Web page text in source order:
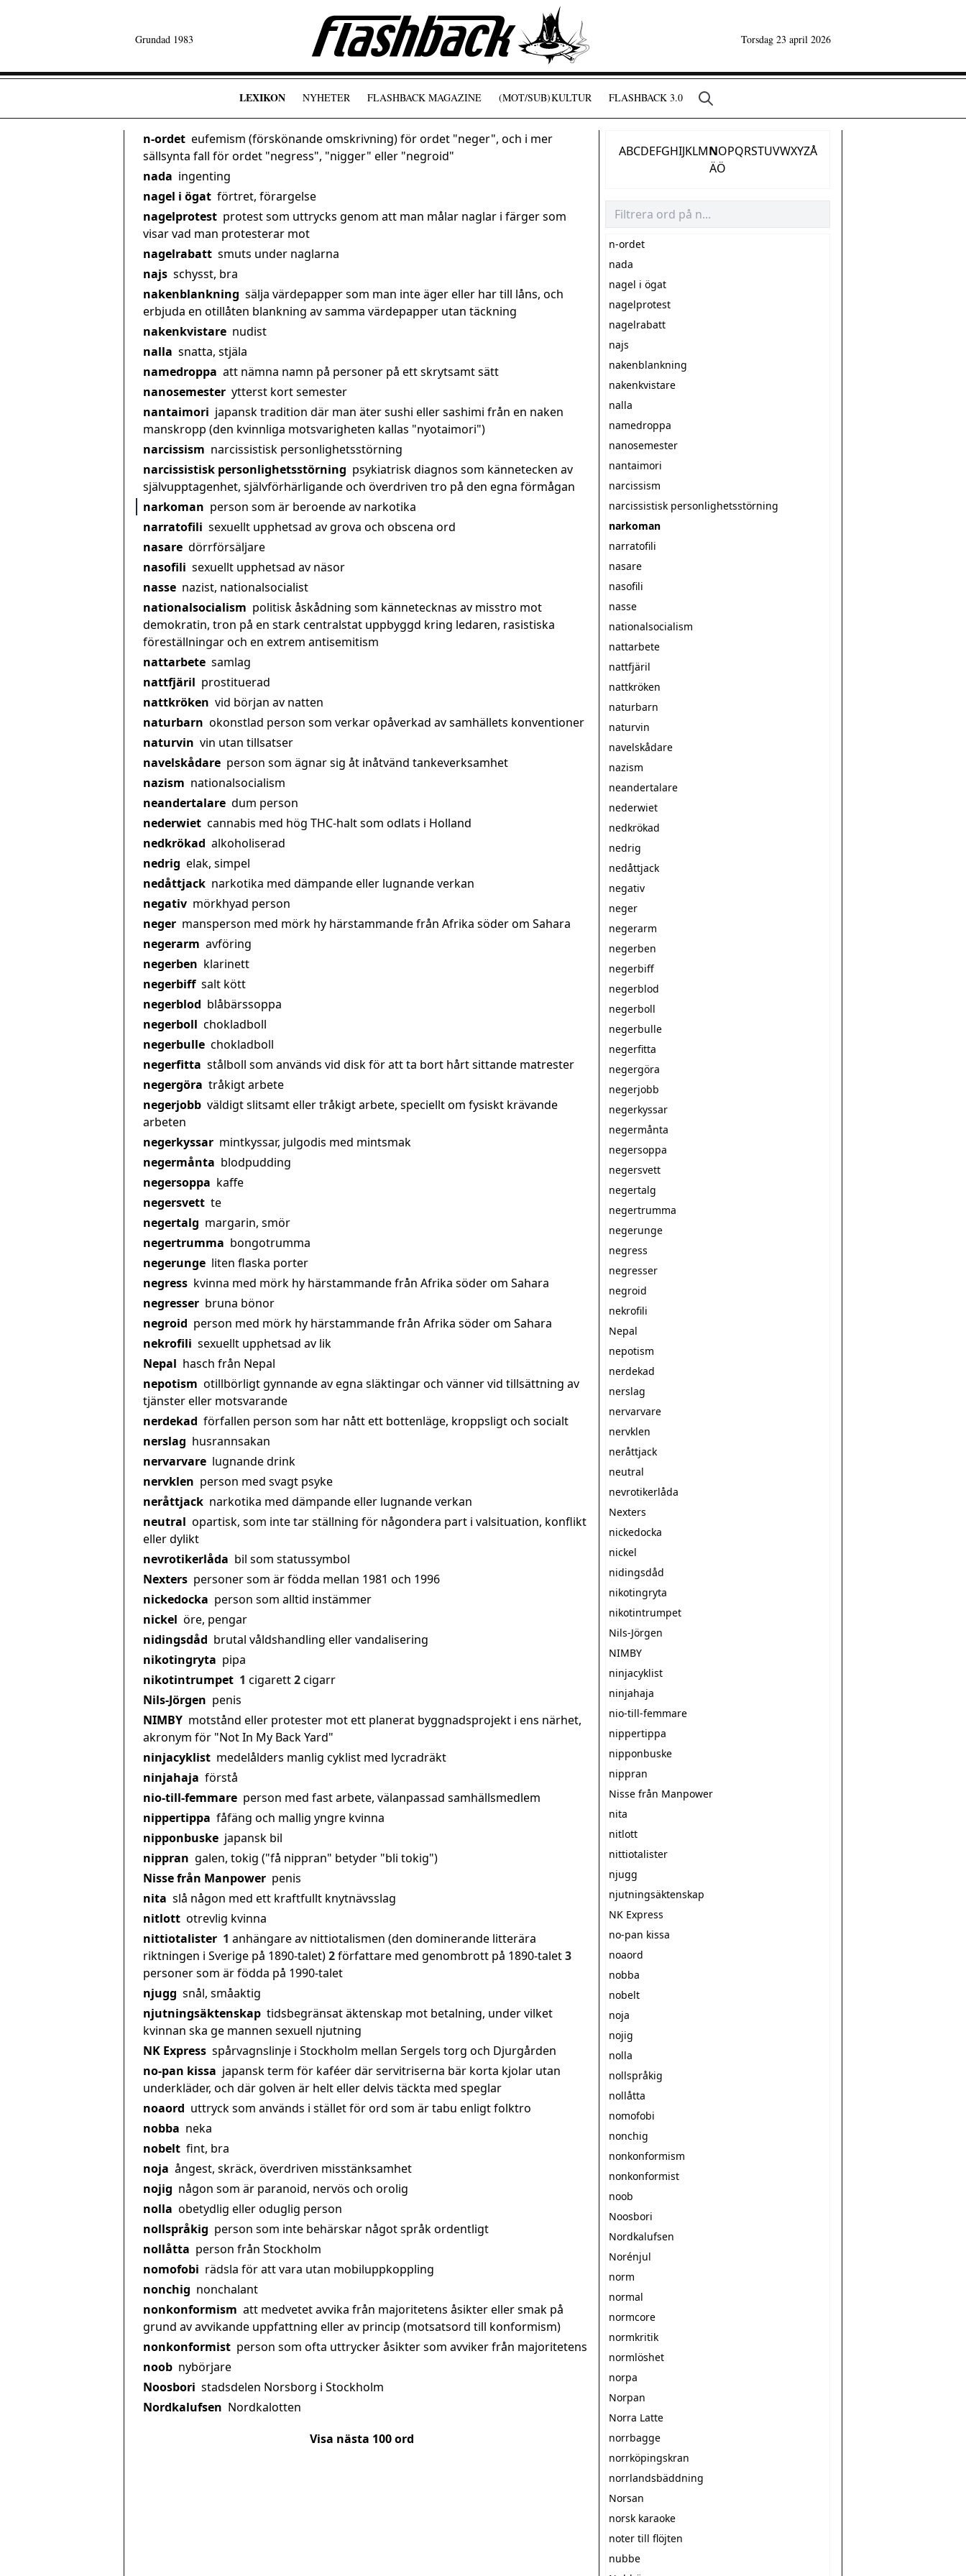
Grundad 1983 Torsdag 23 april 2026
LEXIKON NYHETER FLASHBACK MAGAZINE (MOT/SUB)KULTUR FLASHBACK 3.0
n-ordet eufemism (förskönande omskrivning) för ordet "neger", och i mer
sällsynta fall för ordet "negress", "nigger" eller "negroid"
nada ingenting
nagel i ögat förtret, förargelse
nagelprotest protest som uttrycks genom att man målar naglar i färger som
visar vad man protesterar mot
nagelrabatt smuts under naglarna
najs schysst, bra
nakenblankning sälja värdepapper som man inte äger eller har till låns, och
erbjuda en otillåten blankning av samma värdepapper utan täckning
nakenkvistare nudist
nalla snatta, stjäla
namedroppa att nämna namn på personer på ett skrytsamt sätt
nanosemester ytterst kort semester
nantaimori japansk tradition där man äter sushi eller sashimi från en naken
manskropp (den kvinnliga motsvarigheten kallas "nyotaimori")
narcissism narcissistisk personlighetsstörning
narcissistisk personlighetsstörning psykiatrisk diagnos som kännetecken av
självupptagenhet, självförhärligande och överdriven tro på den egna förmågan
narkoman person som är beroende av narkotika
narratofili sexuellt upphetsad av grova och obscena ord
nasare dörrförsäljare
nasofili sexuellt upphetsad av näsor
nasse nazist, nationalsocialist
nationalsocialism politisk åskådning som kännetecknas av misstro mot
demokratin, tron på en stark centralstat uppbyggd kring ledaren, rasistiska
föreställningar och en extrem antisemitism
nattarbete samlag
nattfjäril prostituerad
nattkröken vid början av natten
naturbarn okonstlad person som verkar opåverkad av samhällets konventioner
naturvin vin utan tillsatser
navelskådare person som ägnar sig åt inåtvänd tankeverksamhet
nazism nationalsocialism
neandertalare dum person
nederwiet cannabis med hög THC-halt som odlats i Holland
nedkrökad alkoholiserad
nedrig elak, simpel
nedåttjack narkotika med dämpande eller lugnande verkan
negativ mörkhyad person
neger mansperson med mörk hy härstammande från Afrika söder om Sahara
negerarm avföring
negerben klarinett
negerbiff salt kött
negerblod blåbärssoppa
negerboll chokladboll
negerbulle chokladboll
negerfitta stålboll som används vid disk för att ta bort hårt sittande matrester
negergöra tråkigt arbete
negerjobb väldigt slitsamt eller tråkigt arbete, speciellt om fysiskt krävande
arbeten
negerkyssar mintkyssar, julgodis med mintsmak
negermånta blodpudding
negersoppa kaffe
negersvett te
negertalg margarin, smör
negertrumma bongotrumma
negerunge liten flaska porter
negress kvinna med mörk hy härstammande från Afrika söder om Sahara
negresser bruna bönor
negroid person med mörk hy härstammande från Afrika söder om Sahara
nekrofili sexuellt upphetsad av lik
Nepal hasch från Nepal
nepotism otillbörligt gynnande av egna släktingar och vänner vid tillsättning av
tjänster eller motsvarande
nerdekad förfallen person som har nått ett bottenläge, kroppsligt och socialt
nerslag husrannsakan
nervarvare lugnande drink
nervklen person med svagt psyke
neråttjack narkotika med dämpande eller lugnande verkan
neutral opartisk, som inte tar ställning för någondera part i valsituation, konflikt
eller dylikt
nevrotikerlåda bil som statussymbol
Nexters personer som är födda mellan 1981 och 1996
nickedocka person som alltid instämmer
nickel öre, pengar
nidingsdåd brutal våldshandling eller vandalisering
nikotingryta pipa
nikotintrumpet 1 cigarett2cigarr
Nils-Jörgen penis
NIMBY motstånd eller protester mot ett planerat byggnadsprojekt i ens närhet,
akronym för "Not In My Back Yard"
ninjacyklist medelålders manlig cyklist med lycradräkt
ninjahaja förstå
nio-till-femmare person med fast arbete, välanpassad samhällsmedlem
nippertippa fåfäng och mallig yngre kvinna
nipponbuske japansk bil
nippran galen, tokig ("få nippran" betyder "bli tokig")
Nisse från Manpower penis
nita slå någon med ett kraftfullt knytnävsslag
nitlott otrevlig kvinna
nittiotalister 1 anhängare av nittiotalismen (den dominerande litterära
riktningen i Sverige på 1890-talet)2författare med genombrott på 1890-talet3
personer som är födda på 1990-talet
njugg snål, småaktig
njutningsäktenskap tidsbegränsat äktenskap mot betalning, under vilket
kvinnan ska ge mannen sexuell njutning
NK Express spårvagnslinje i Stockholm mellan Sergels torg och Djurgården
no-pan kissa japansk term för kaféer där servitriserna bär korta kjolar utan
underkläder, och där golven är helt eller delvis täckta med speglar
noaord uttryck som används i stället för ord som är tabu enligt folktro
nobba neka
nobelt fint, bra
noja ångest, skräck, överdriven misstänksamhet
nojig någon som är paranoid, nervös och orolig
nolla obetydlig eller oduglig person
nollspråkig person som inte behärskar något språk ordentligt
nollåtta person från Stockholm
nomofobi rädsla för att vara utan mobiluppkoppling
nonchig nonchalant
nonkonformism att medvetet avvika från majoritetens åsikter eller smak på
grund av avvikande uppfattning eller av princip (motsatsord till konformism)
nonkonformist person som ofta uttrycker åsikter som avviker från majoritetens
noob nybörjare
Noosbori stadsdelen Norsborg i Stockholm
Nordkalufsen Nordkalotten
Visa nästa 100ord
ABCDEFGHIJKLMNOPQRSTUVWXYZÅ
ÄÖ
n-ordet
nada
nagel i ögat
nagelprotest
nagelrabatt
najs
nakenblankning
nakenkvistare
nalla
namedroppa
nanosemester
nantaimori
narcissism
narcissistisk personlighetsstörning
narkoman
narratofili
nasare
nasofili
nasse
nationalsocialism
nattarbete
nattfjäril
nattkröken
naturbarn
naturvin
navelskådare
nazism
neandertalare
nederwiet
nedkrökad
nedrig
nedåttjack
negativ
neger
negerarm
negerben
negerbiff
negerblod
negerboll
negerbulle
negerfitta
negergöra
negerjobb
negerkyssar
negermånta
negersoppa
negersvett
negertalg
negertrumma
negerunge
negress
negresser
negroid
nekrofili
Nepal
nepotism
nerdekad
nerslag
nervarvare
nervklen
neråttjack
neutral
nevrotikerlåda
Nexters
nickedocka
nickel
nidingsdåd
nikotingryta
nikotintrumpet
Nils-Jörgen
NIMBY
ninjacyklist
ninjahaja
nio-till-femmare
nippertippa
nipponbuske
nippran
Nisse från Manpower
nita
nitlott
nittiotalister
njugg
njutningsäktenskap
NK Express
no-pan kissa
noaord
nobba
nobelt
noja
nojig
nolla
nollspråkig
nollåtta
nomofobi
nonchig
nonkonformism
nonkonformist
noob
Noosbori
Nordkalufsen
Norénjul
norm
normal
normcore
normkritik
normlöshet
norpa
Norpan
Norra Latte
norrbagge
norrköpingskran
norrlandsbäddning
Norsan
norsk karaoke
noter till flöjten
nubbe